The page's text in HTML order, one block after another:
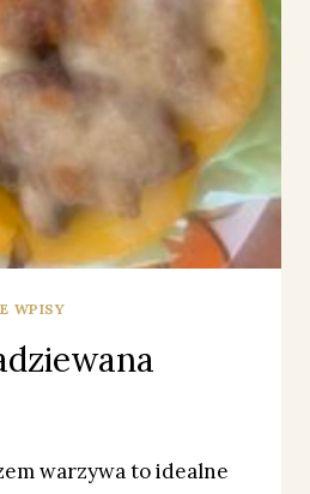
WPISY
warzywa to idealne